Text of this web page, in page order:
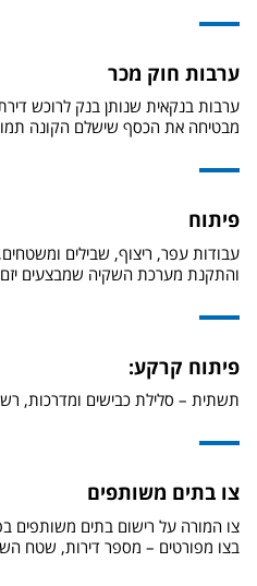
ערבות חוק מכר
ערבות בנקאית שנותן בנק לרוכש
מבטיחה את הכסף שישלם הקונה
פיתוח
עבודות עפר, ריצוף, שבילים ומשטחים,
והתקנת מערכת השקיה שמבצעים
פיתוח קרקע:
תשתית – סלילת כבישים ומדרכות,
צו בתים משותפים
צו המורה על רישום בתים משותפים
בצו מפורטים – מספר דירות, שטח